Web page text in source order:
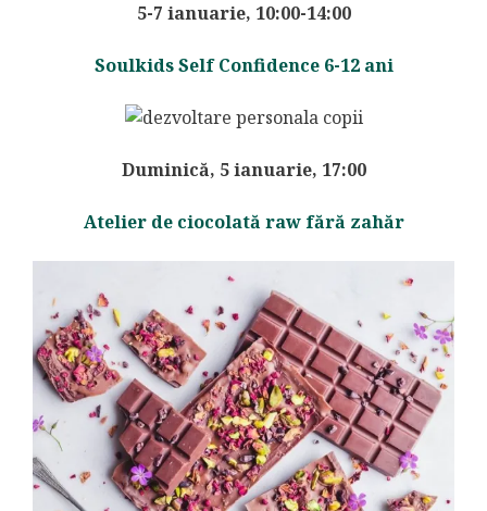
5-7 ianuarie, 10:00-14:00
Soulkids Self Confidence 6-12 ani
Duminică, 5 ianuarie, 17:00
Atelier de ciocolată raw fără zahăr